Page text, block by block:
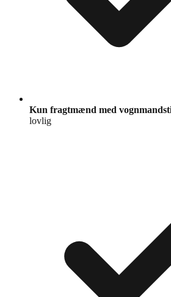
Kun fragtmænd med
lovlig